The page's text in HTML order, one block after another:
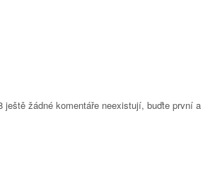
ještě žádné komentáře neexistují, buďte první a